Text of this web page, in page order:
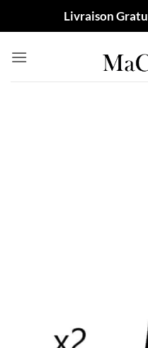
Livraison